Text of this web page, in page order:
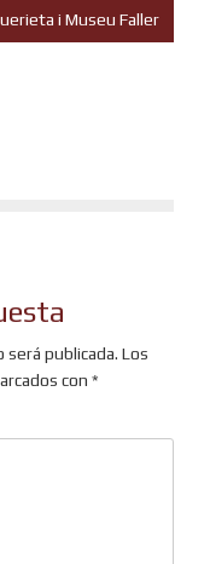
i Museu Faller
será publicada. Los
con *